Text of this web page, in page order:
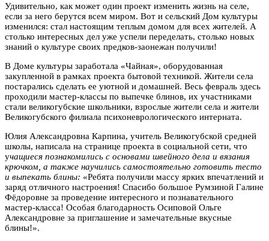
Удивительно, как может один проект изменить жизнь на селе,
если за него берутся всем миром. Вот и сельский Дом культуры
изменился: стал настоящим теплым домом для всех жителей. А
столько интересных дел уже успели переделать, столько новых
знаний о культуре своих предков-заонежан получили!
В Доме культуры заработала «Чайная», оборудованная
закупленной в рамках проекта бытовой техникой. Жители села
постарались сделать ее уютной и домашней. Весь февраль здесь
проходили мастер-классы по выпечке блинов, их участниками
стали великогубские школьники, взрослые жители села и жители
Великогубского филиала психоневрологического интерната.
Юлия Александровна Карпина, учитель Великогубской средней
школы, написала на странице проекта в социальной сети, что
учащиеся познакомились с основами швейного дела и вязания
крючком, а также научились самостоятельно готовить тесто
и выпекать блины: «Ребята получили массу ярких впечатлений и
заряд отличного настроения! Спасибо большое Румзиной Галине
Фёдоровне за проведение интересного и познавательного
мастер-класса! Особая благодарность Осиповой Ольге
Александровне за приглашение и замечательные вкусные
блины!».